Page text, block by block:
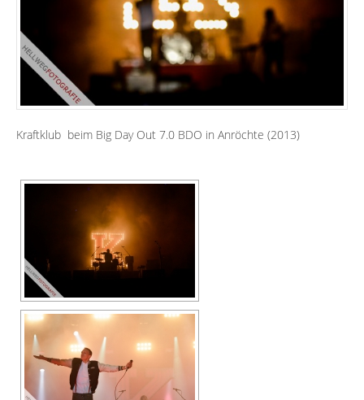
Kraftklub beim Big Day Out 7.0 BDO in Anröchte (2013)